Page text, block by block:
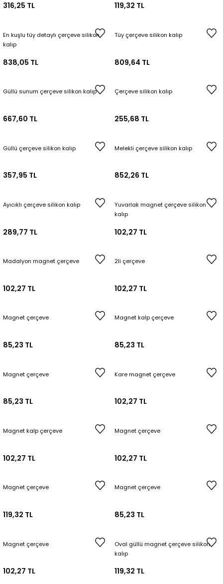
316,25 TL 119,32 TL
En kuşlu tüy detaylı çerçeve silikon
kalıp
838,05 TL
Tüy çerçeve silikon kalıp
809,64 TL
Güllü sunum çerçeve silikon kalıp
667,60 TL
Çerçeve silikon kalıp
255,68 TL
Güllü çerçeve silikon kalıp
357,95 TL
Melekli çerçeve silikon kalıp
852,26 TL
Ayıcıklı çerçeve silikon kalıp
289,77 TL
Yuvarlak magnet çerçeve silikon
kalıp
102,27 TL
Madalyon magnet çerçeve
102,27 TL
2li çerçeve
102,27 TL
Magnet çerçeve
85,23 TL
Magnet kalp çerçeve
85,23 TL
Magnet çerçeve
85,23 TL
Kare magnet çerçeve
102,27 TL
Magnet kalp çerçeve
102,27 TL
Magnet çerçeve
102,27 TL
Magnet çerçeve
119,32 TL
Magnet çerçeve
85,23 TL
Magnet çerçeve
102,27 TL
Oval güllü magnet çerçeve silikon
kalıp
119,32 TL